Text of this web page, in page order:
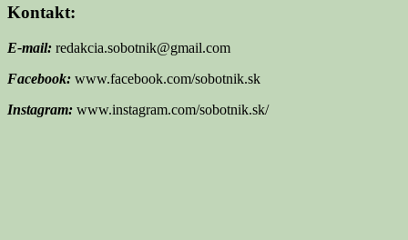
Kontakt:
E-mail: redakcia.sobotnik@gmail.com
Facebook: www.facebook.com/sobotnik.sk
Instagram: www.instagram.com/sobotnik.sk/